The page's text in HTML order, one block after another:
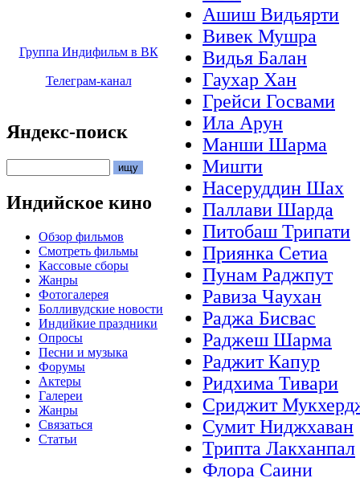
Группа Индифильм в ВК
Телеграм-канал
Яндекс-поиск
Индийское кино
Обзор фильмов
Смотреть фильмы
Кассовые сборы
Жанры
Фотогалерея
Болливудские новости
Индийкие праздники
Опросы
Песни и музыка
Форумы
Актеры
Галереи
Жанры
Связаться
Статьи
Ашиш Видьярти
Вивек Мушра
Видья Балан
Гаухар Хан
Грейси Госвами
Ила Арун
Манши Шарма
Мишти
Насеруддин Шах
Паллави Шарда
Питобаш Трипати
Приянка Сетиа
Пунам Раджпут
Равиза Чаухан
Раджа Бисвас
Раджеш Шарма
Раджит Капур
Ридхима Тивари
Сриджит
Сумит Ниджхаван
Трипта Лакханпал
Флора Саини